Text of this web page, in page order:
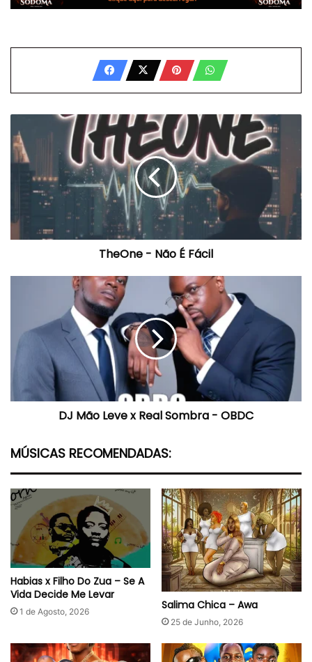
-
Não
É
Fácil
TheOne - Não É Fácil
Real
DJ Mão Leve x Real Sombra - OBDC
MÚSICAS RECOMENDADAS:
Habias x Filho Do Zua – Se A
Vida Decide Me Levar
1 de Agosto, 2026 Salima Chica – Awa
25 de Junho, 2026